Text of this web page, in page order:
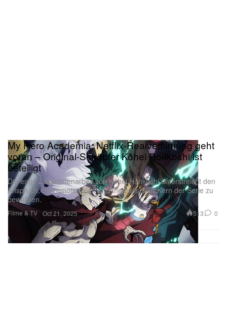
Filme & TV
My Hero Academia: Netflix-Realverfilmung geht
voran – Original-Schöpfer Kōhei Horikoshi ist
beteiligt
Die enge Zusammenarbeit von Kōhei Horikoshi unterstreicht den
Anspruch, den emotionalen und thematischen Kern der Serie zu
bewahren.
Oct 21, 2025 513 0